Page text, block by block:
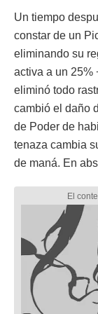
Un tiempo
constar de un
eliminando su
activa a un 25%
eliminó todo
cambió el daño
de Poder de
tenaza cambia
de maná. En